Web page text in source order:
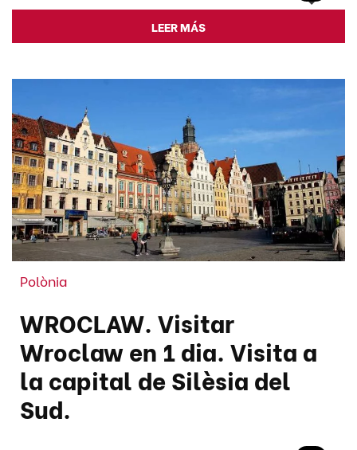
LEER MÁS
Polònia
WROCLAW. Visitar
Wroclaw en 1 dia. Visita a
la capital de Silèsia del
Sud.